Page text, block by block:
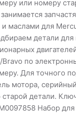
или номеру
и маслами для
детали для
по
Для точного
мотора,
старой детали.
Набор